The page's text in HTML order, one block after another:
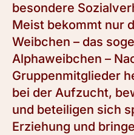
besondere
Meist bekommt nur
Weibchen – das
Alphaweibchen –
Gruppenmitglieder
bei der Aufzucht,
und beteiligen sich
Erziehung und